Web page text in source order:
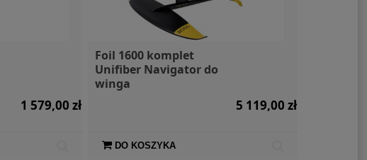
1 579,00 zł
Foil 1600 komplet
Unifiber Navigator do
winga
5 119,00 zł
DO KOSZYKA